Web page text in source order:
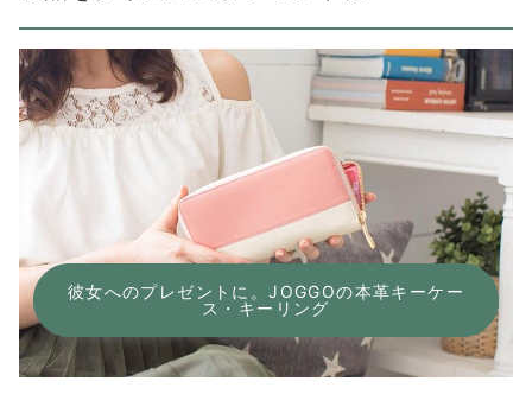
彼女へのプレゼントに。JOGGOの本革キーケー
ス・キーリング